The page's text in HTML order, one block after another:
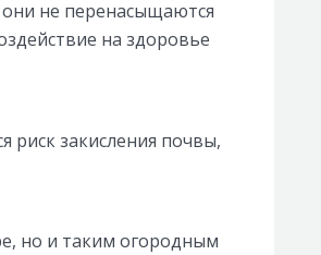
они не перенасыщаются
на здоровье
риск закисления почвы,
но и таким огородным